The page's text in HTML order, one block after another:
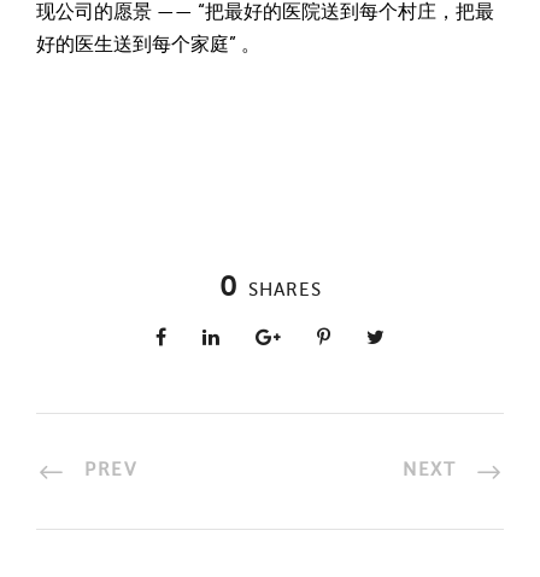
现公司的愿景 —— “把最好的医院送到每个村庄，把最
好的医生送到每个家庭” 。
0 SHARES
PREV NEXT